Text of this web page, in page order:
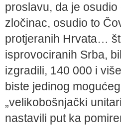
proslavu, da je
zločinac, osudio to
protjeranih Hrvata…
isprovociranih Srba,
izgradili, 140 000 i
biste jedinog
„velikobošnjački
nastavili put ka